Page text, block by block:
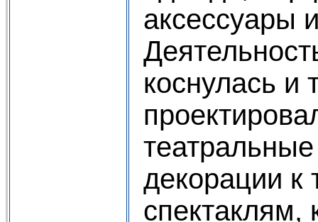
аксессуары
коснулась и
декорации к
спектаклям,